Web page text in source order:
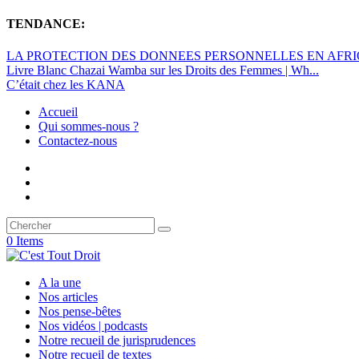
TENDANCE:
LA PROTECTION DES DONNEES PERSONNELLES EN
Livre Blanc Chazai Wamba sur les Droits des Femmes | Wh...
C’était chez les KANA
Accueil
Qui sommes-nous ?
Contactez-nous
0 Items
A la une
Nos articles
Nos pense-bêtes
Nos vidéos | podcasts
Notre recueil de jurisprudences
Notre recueil de textes